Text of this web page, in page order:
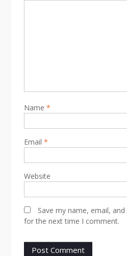
Name *
Email *
Website
Save my name, email,
for the next time I comment.